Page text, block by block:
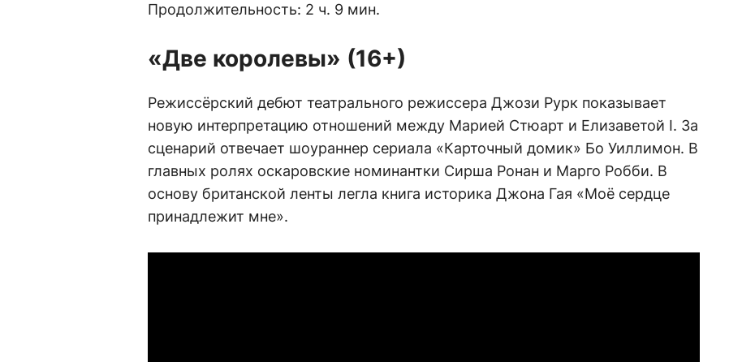
Продолжительность: 2 ч. 9 мин.
«Две королевы» (16+)
Режиссёрский дебют театрального режиссера Джози Рурк показывает
новую интерпретацию отношений между Марией Стюарт и Елизаветой I. За
сценарий отвечает шоураннер сериала «Карточный домик» Бо Уиллимон. В
главных ролях оскаровские номинантки Сирша Ронан и Марго Робби. В
основу британской ленты легла книга историка Джона Гая «Моё сердце
принадлежит мне».